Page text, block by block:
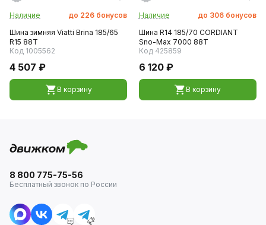
Наличие до 226 бонусов
Шина зимняя Viatti Brina 185/65
R15 88T
Код 1005562
4 507 ₽
В корзину
Наличие до 306 бонусов
Шина R14 185/70 CORDIANT
Sno-Max 7000 88T
Код 425859
6 120 ₽
В корзину
8 800 775-75-56
Бесплатный звонок по России